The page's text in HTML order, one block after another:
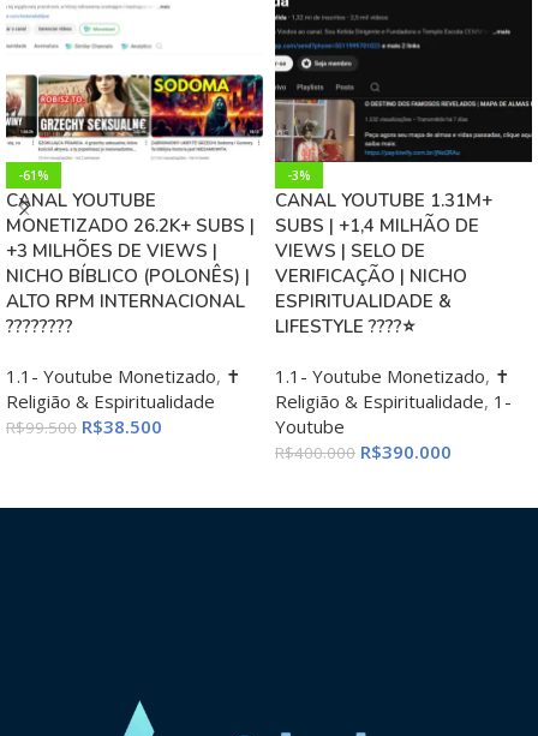
-61%
CANAL YOUTUBE
MONETIZADO 26.2K+ SUBS |
+3 MILHÕES DE VIEWS |
NICHO BÍBLICO (POLONÊS) |
ALTO RPM INTERNACIONAL
????????
1.1- Youtube Monetizado, ✝️
Religião & Espiritualidade
R$99.500 R$38.500
-3%
CANAL YOUTUBE 1.31M+
SUBS | +1,4 MILHÃO DE
VIEWS | SELO DE
VERIFICAÇÃO | NICHO
ESPIRITUALIDADE &
LIFESTYLE ????⭐
1.1- Youtube Monetizado, ✝️
Religião & Espiritualidade, 1-
Youtube
R$400.000 R$390.000